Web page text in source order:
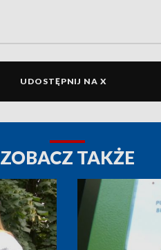
UDOSTĘPNIJ NA X
ZOBACZ TAKŻE